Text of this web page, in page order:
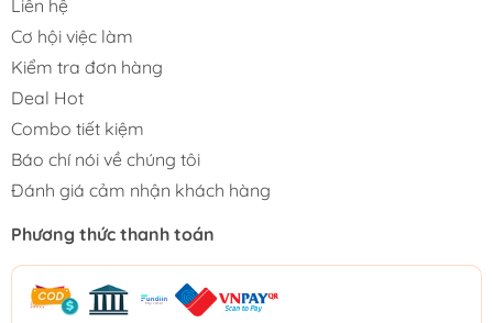
Liên hệ
Cơ hội việc làm
Kiểm tra đơn hàng
Deal Hot
Combo tiết kiệm
Báo chí nói về chúng tôi
Đánh giá cảm nhận khách hàng
Phương thức thanh toán